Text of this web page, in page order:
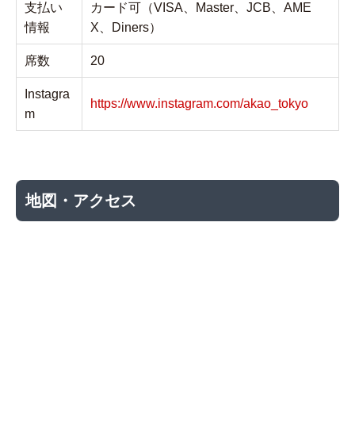
支払い
情報
カード可（VISA、Master、JCB、AME
X、Diners）
席数 20
Instagra
m
https://www.instagram.com/akao_tokyo
地図・アクセス